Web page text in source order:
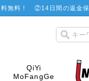
無料！ ②14日間の返金
QiYi
MoFangGe